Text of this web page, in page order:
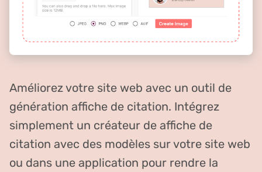
Améliorez votre site web avec un outil de
génération affiche de citation. Intégrez
simplement un créateur de affiche de
citation avec des modèles sur votre site web
ou dans une application pour rendre la